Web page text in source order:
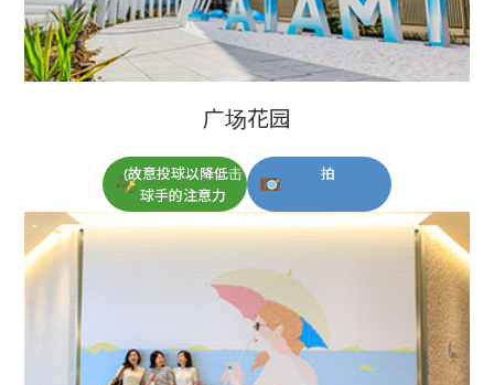
广场花园
(故意投球以降低击
球手的注意力
拍